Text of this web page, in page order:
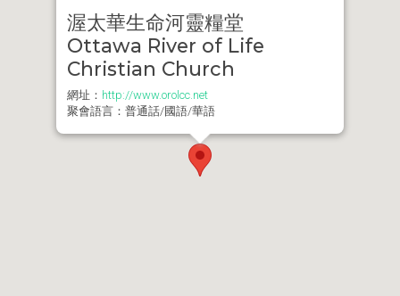
渥太華生命河靈糧堂
Ottawa River of Life
Christian Church
網址： http://www.orolcc.net
聚會語言：普通話/國語/華語